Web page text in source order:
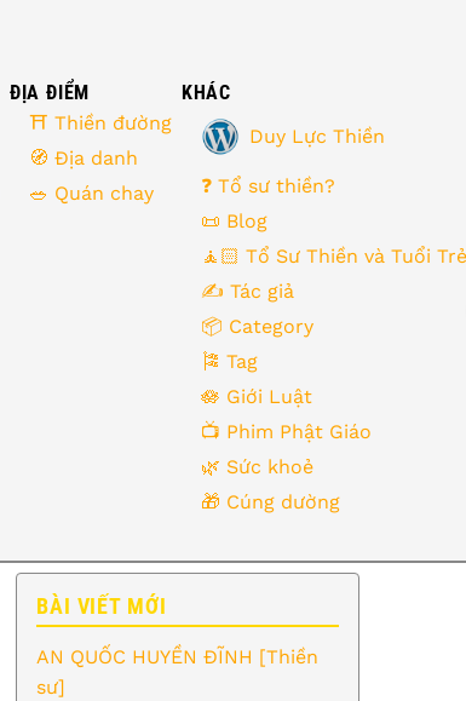
ĐỊA ĐIỂM
⛩ Thiền đường
🧭 Địa danh
🥗 Quán chay
KHÁC
Duy Lực Thiền
❓ Tổ sư thiền?
📜 Blog
🧘🏻 Tổ Sư Thiền và Tuổi Trẻ
✍️ Tác giả
📦 Category
🎏 Tag
🪷 Giới Luật
📺 Phim Phật Giáo
🌿️ Sức khoẻ
🎁️ Cúng dường
BÀI VIẾT MỚI
AN QUỐC HUYỀN ĐĨNH [Thiền
sư]